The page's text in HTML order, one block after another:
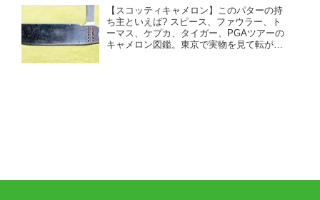
【スコッティキャメロン】このパターの持
ち主といえば? スピース、ファウラー、ト
ーマス、ケプカ、タイガー、PGAツアーの
キャメロン図鑑。東京で実物を見て転がし